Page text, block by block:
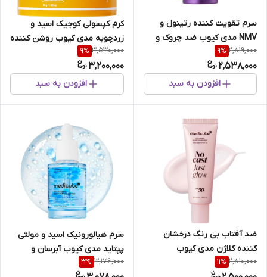
سرم تقویت کننده رتینول و
NMV مدی کیوب ضد چروک و
جوانساز پوست
2,819,000
9%
2,538,000
افزودن به سبد
کرم کپسولی کوجیک اسید و
زردچوبه مدی کیوب روشن کننده
و تسکین دهنده قوی پوست
3,530,000
9%
3,200,000
افزودن به سبد
ضد آفتاب بی رنگ درخشان
کننده کلاژن مدی کیوب
2,810,000
11%
سرم هیالورونیک اسید و مولتی
پپتاید مدی کیوب آبرسان و
جوانساز پوست
3,176,000
3%